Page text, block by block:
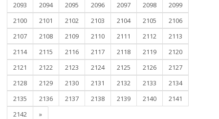
2093
2094 2095 2096 2097 2098
2099
2100
2101 2102 2103 2104 2105
2106
2107
2108 2109 2110 2111 2112
2113
2114
2115 2116 2117 2118 2119
2120
2121
2122 2123 2124 2125 2126
2127
2128
2129 2130 2131 2132 2133
2134
2135
2136 2137 2138 2139 2140
2141
2142
»